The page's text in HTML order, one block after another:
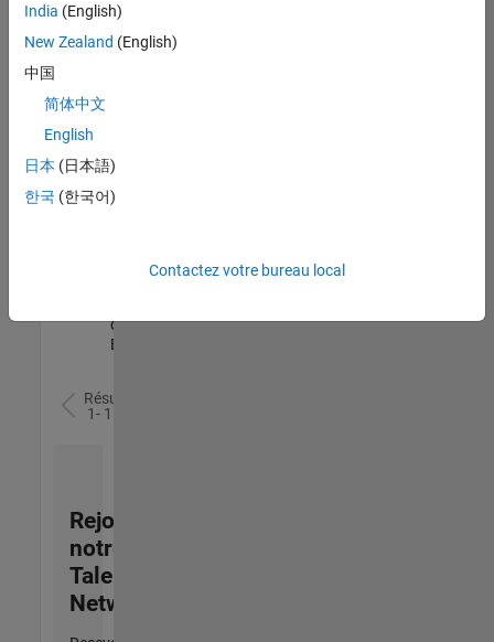
l’ensemble
des
opportunités
votre
région.
Senior Software Quality Engineer
Senior
Engineer
qualité |
Expérimenté(e)
Résultats
1- 1 de
Rejoignez
notre
Talent
Network
India (English)
New Zealand (English)
中国
简体中文
English
日本 (日本語)
한국 (한국어)
Contactez votre bureau local